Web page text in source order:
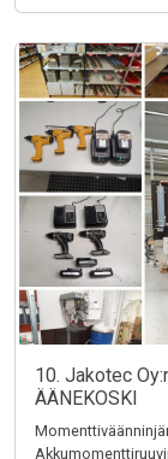
10. Jakotec
ÄÄNEKOSKI